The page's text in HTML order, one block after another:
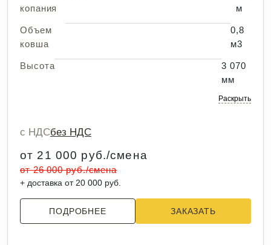
копания
м
Объем
ковша
0,8
м3
Высота
3 070
мм
Раскрыть
с НДСбез НДС
от 21 000 руб./смена
от 26 000 руб./смена
+ доставка от 20 000 руб.
ПОДРОБНЕЕ ЗАКАЗАТЬ